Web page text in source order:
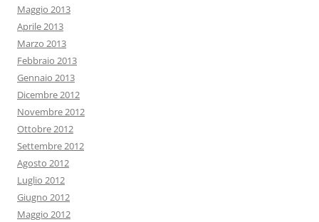
Maggio 2013
Aprile 2013
Marzo 2013
Febbraio 2013
Gennaio 2013
Dicembre 2012
Novembre 2012
Ottobre 2012
Settembre 2012
Agosto 2012
Luglio 2012
Giugno 2012
Maggio 2012